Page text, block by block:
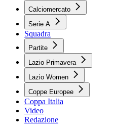
Calciomercato
Serie A
Squadra
Partite
Lazio Primavera
Lazio Women
Coppe Europee
Coppa Italia
Video
Redazione